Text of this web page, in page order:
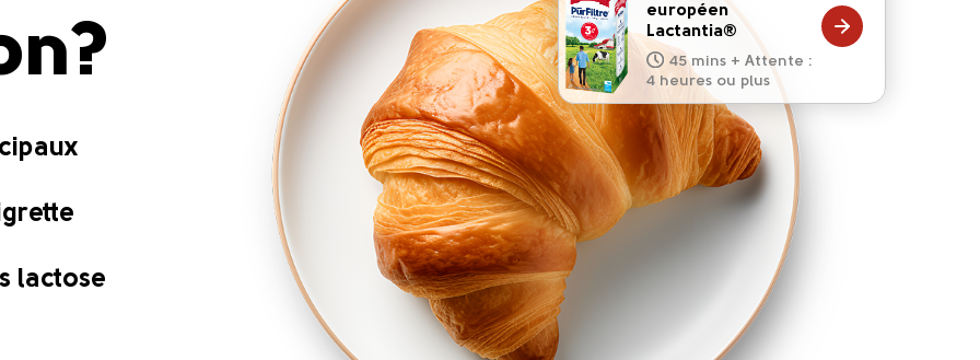
lactose
européen
Lactantia®
45 mins + Attente :
4 heures ou plus
10 mins
20 mins
15 mins
5 mins
10 mins